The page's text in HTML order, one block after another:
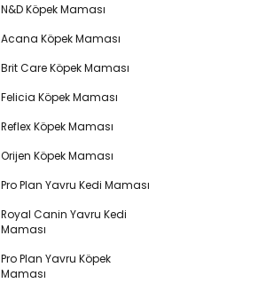
N&D Köpek Maması
Acana Köpek Maması
Brit Care Köpek Maması
Felicia Köpek Maması
Reflex Köpek Maması
Orijen Köpek Maması
Pro Plan Yavru Kedi Maması
Royal Canin Yavru Kedi
Maması
Pro Plan Yavru Köpek
Maması